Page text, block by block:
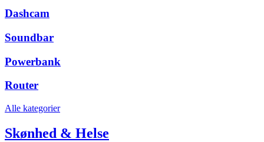
Dashcam
Soundbar
Powerbank
Router
Alle kategorier
Skønhed & Helse